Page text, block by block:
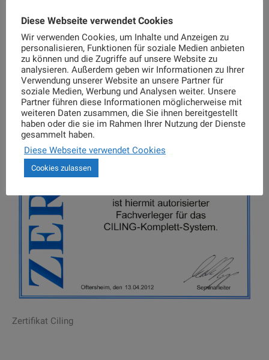
Zertifikat Ciling
Diese Webseite verwendet Cookies
Wir verwenden Cookies, um Inhalte und Anzeigen zu
personalisieren, Funktionen für soziale Medien anbieten
zu können und die Zugriffe auf unsere Website zu
analysieren. Außerdem geben wir Informationen zu Ihrer
Verwendung unserer Website an unsere Partner für
soziale Medien, Werbung und Analysen weiter. Unsere
Partner führen diese Informationen möglicherweise mit
weiteren Daten zusammen, die Sie ihnen bereitgestellt
haben oder die sie im Rahmen Ihrer Nutzung der Dienste
gesammelt haben.
Diese Webseite verwendet Cookies
Cookies zulassen